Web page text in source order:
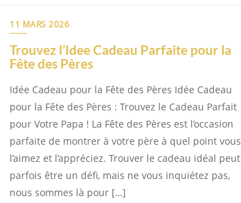
11 MARS 2026
Trouvez l’Idee Cadeau Parfaite pour la
Fête des Pères
Idée Cadeau pour la Fête des Pères Idée Cadeau
pour la Fête des Pères : Trouvez le Cadeau Parfait
pour Votre Papa ! La Fête des Pères est l’occasion
parfaite de montrer à votre père à quel point vous
l’aimez et l’appréciez. Trouver le cadeau idéal peut
parfois être un défi, mais ne vous inquiétez pas,
nous sommes là pour […]